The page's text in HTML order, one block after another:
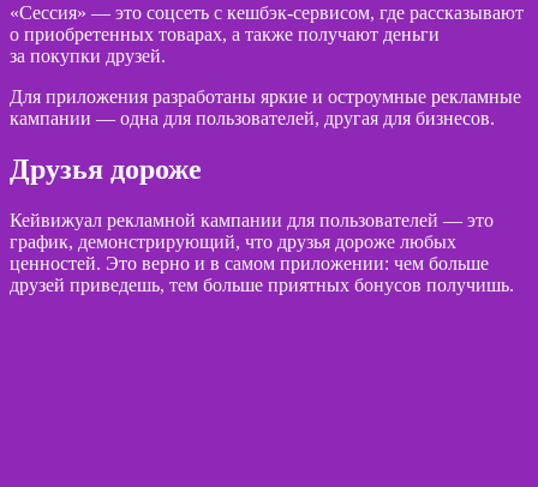
«Сессия» — это соцсеть с кешбэк-сервисом, где рассказывают
о приобретенных товарах, а также получают деньги
за покупки друзей.
Для приложения разработаны яркие и остроумные рекламные
кампании — одна для пользователей, другая для бизнесов.
Друзья дороже
Кейвижуал рекламной кампании для пользователей — это
график, демонстрирующий, что друзья дороже любых
ценностей. Это верно и в самом приложении: чем больше
друзей приведешь, тем больше приятных бонусов получишь.